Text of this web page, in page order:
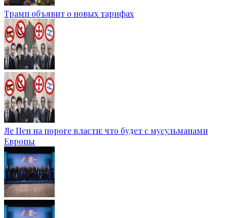
Трамп объявит о новых тарифах
Ле Пен на пороге власти: что будет с мусульманами
Европы